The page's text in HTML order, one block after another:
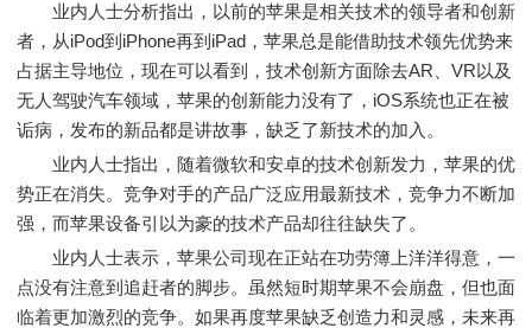
业内人士分析指出，以前的苹果是相关技术的领导者和创新
者，从iPod到iPhone再到iPad，苹果总是能借助技术领先优势来
占据主导地位，现在可以看到，技术创新方面除去AR、VR以及
无人驾驶汽车领域，苹果的创新能力没有了，iOS系统也正在被
诟病，发布的新品都是讲故事，缺乏了新技术的加入。
业内人士指出，随着微软和安卓的技术创新发力，苹果的优
势正在消失。竞争对手的产品广泛应用最新技术，竞争力不断加
强，而苹果设备引以为豪的技术产品却往往缺失了。
业内人士表示，苹果公司现在正站在功劳簿上洋洋得意，一
点没有注意到追赶者的脚步。虽然短时期苹果不会崩盘，但也面
临着更加激烈的竞争。如果再度苹果缺乏创造力和灵感，未来再